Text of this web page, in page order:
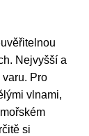
Nejvyšší a
Pro
vlnami,
si